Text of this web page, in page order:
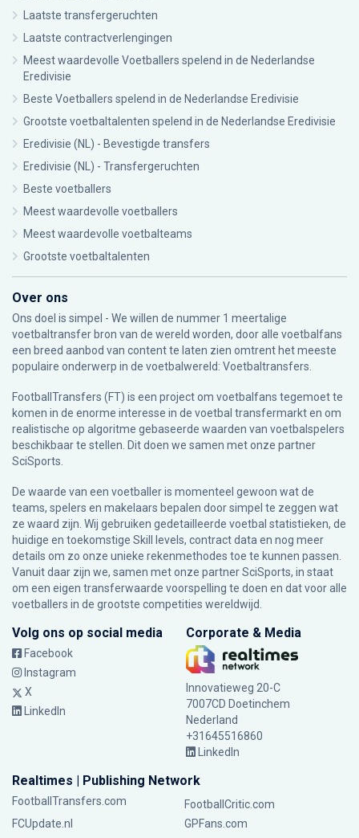
Laatste transfergeruchten
Laatste contractverlengingen
Meest waardevolle Voetballers spelend in de Nederlandse
Eredivisie
Beste Voetballers spelend in de Nederlandse Eredivisie
Grootste voetbaltalenten spelend in de Nederlandse Eredivisie
Eredivisie (NL) - Bevestigde transfers
Eredivisie (NL) - Transfergeruchten
Beste voetballers
Meest waardevolle voetballers
Meest waardevolle voetbalteams
Grootste voetbaltalenten
Over ons
Ons doel is simpel - We willen de nummer 1 meertalige
voetbaltransfer bron van de wereld worden, door alle voetbalfans
een breed aanbod van content te laten zien omtrent het meeste
populaire onderwerp in de voetbalwereld: Voetbaltransfers.
FootballTransfers (FT) is een project om voetbalfans tegemoet te
komen in de enorme interesse in de voetbal transfermarkt en om
realistische op algoritme gebaseerde waarden van voetbalspelers
beschikbaar te stellen. Dit doen we samen met onze partner
SciSports
De waarde van een voetballer is momenteel gewoon wat de
teams, spelers en makelaars bepalen door simpel te zeggen wat
ze waard zijn. Wij gebruiken gedetailleerde voetbal statistieken, de
huidige en toekomstige Skill levels, contract data en nog meer
details om zo onze unieke rekenmethodes toe te kunnen passen.
Vanuit daar zijn we, samen met onze partner SciSports, in staat
om een eigen transferwaarde voorspelling te doen en dat voor alle
voetballers in de grootste competities wereldwijd.
Volg ons op social media
Facebook
Instagram
X
LinkedIn
Corporate & Media
Innovatieweg 20-C
7007CD Doetinchem
Nederland
+31645516860
LinkedIn
Realtimes | Publishing Network
FootballTransfers.com
FootballCritic.com
FCUpdate.nl
GPFans.com